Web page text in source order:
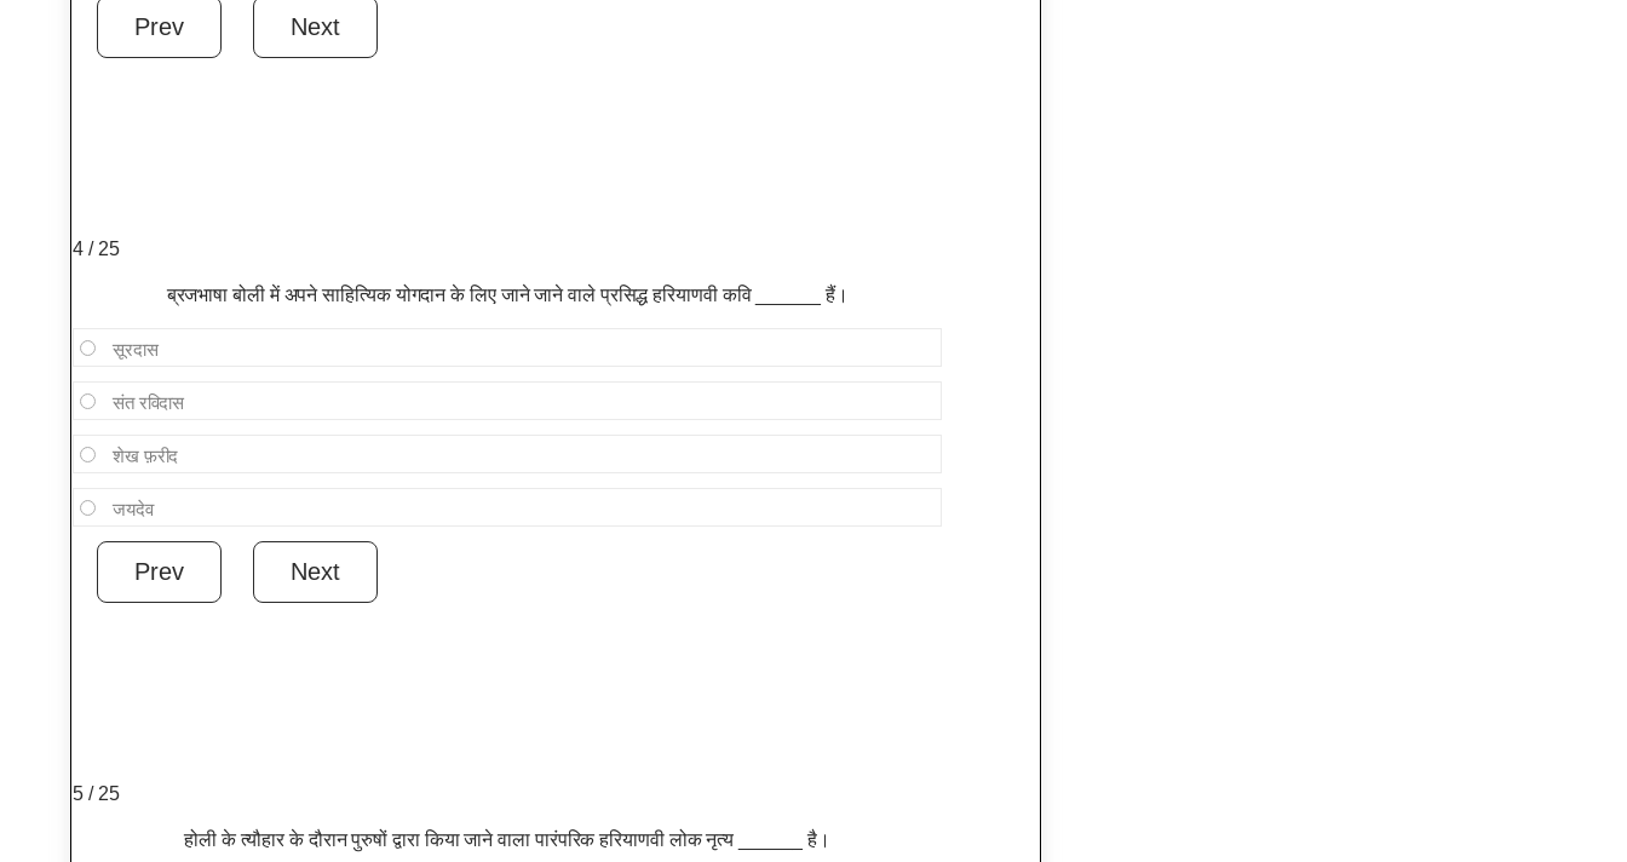
4 / 25
ब्रजभाषा बोली में अपने साहित्यिक योगदान के लिए जाने जाने वाले प्रसिद्ध हरियाणवी कवि ______ हैं।
सूरदास
संत रविदास
शेख फ़रीद
जयदेव
5 / 25
होली के त्यौहार के दौरान पुरुषों द्वारा किया जाने वाला पारंपरिक हरियाणवी लोक नृत्य ______ है।